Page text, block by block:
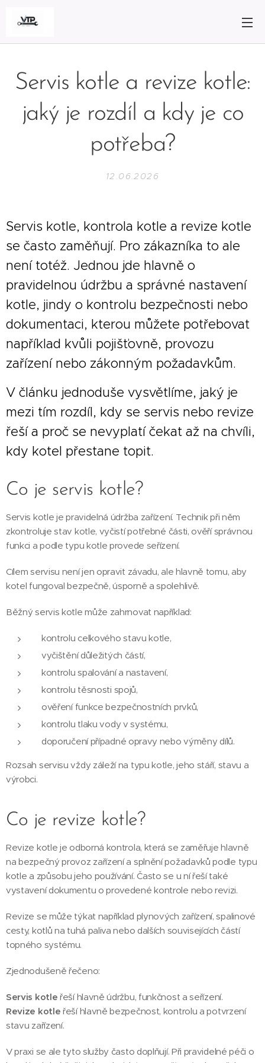
Servis kotle a revize kotle:
jaký je rozdíl a kdy je co
potřeba?
12.06.2026
Servis kotle, kontrola kotle a revize kotle
se často zaměňují. Pro zákazníka to ale
není totéž. Jednou jde hlavně o
pravidelnou údržbu a správné nastavení
kotle, jindy o kontrolu bezpečnosti nebo
dokumentaci, kterou můžete potřebovat
například kvůli pojišťovně, provozu
zařízení nebo zákonným požadavkům.
V článku jednoduše vysvětlíme, jaký je
mezi tím rozdíl, kdy se servis nebo revize
řeší a proč se nevyplatí čekat až na chvíli,
kdy kotel přestane topit.
Co je servis kotle?
Servis kotle je pravidelná údržba zařízení. Technik při něm
zkontroluje stav kotle, vyčistí potřebné části, ověří správnou
funkci a podle typu kotle provede seřízení.
Cílem servisu není jen opravit závadu, ale hlavně tomu, aby
kotel fungoval bezpečně, úsporně a spolehlivě.
Běžný servis kotle může zahrnovat například:
kontrolu celkového stavu kotle,
vyčištění důležitých částí,
kontrolu spalování a nastavení,
kontrolu těsnosti spojů,
ověření funkce bezpečnostních prvků,
kontrolu tlaku vody v systému,
doporučení případné opravy nebo výměny dílů.
Rozsah servisu vždy záleží na typu kotle, jeho stáří, stavu a
výrobci.
Co je revize kotle?
Revize kotle je odborná kontrola, která se zaměřuje hlavně
na bezpečný provoz zařízení a splnění požadavků podle typu
kotle a způsobu jeho používání. Často se u ní řeší také
vystavení dokumentu o provedené kontrole nebo revizi.
Revize se může týkat například plynových zařízení, spalinové
cesty, kotlů na tuhá paliva nebo dalších souvisejících částí
topného systému.
Zjednodušeně řečeno:
Servis kotle řeší hlavně údržbu, funkčnost a seřízení.
Revize kotle řeší hlavně bezpečnost, kontrolu a potvrzení
stavu zařízení.
V praxi se ale tyto služby často doplňují. Při pravidelné péči o